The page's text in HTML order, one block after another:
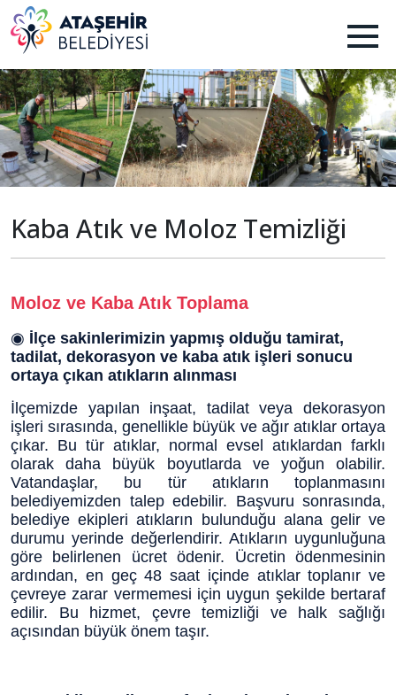
Kaba Atık ve Moloz Temizliği
Moloz ve Kaba Atık Toplama
◉ İlçe sakinlerimizin yapmış olduğu tamirat,
tadilat, dekorasyon ve kaba atık işleri sonucu
ortaya çıkan atıkların alınması
İlçemizde yapılan inşaat, tadilat veya dekorasyon
işleri sırasında, genellikle büyük ve ağır atıklar ortaya
çıkar. Bu tür atıklar, normal evsel atıklardan farklı
olarak daha büyük boyutlarda ve yoğun olabilir.
Vatandaşlar, bu tür atıkların toplanmasını
belediyemizden talep edebilir. Başvuru sonrasında,
belediye ekipleri atıkların bulunduğu alana gelir ve
durumu yerinde değerlendirir. Atıkların uygunluğuna
göre belirlenen ücret ödenir. Ücretin ödenmesinin
ardından, en geç 48 saat içinde atıklar toplanır ve
çevreye zarar vermemesi için uygun şekilde bertaraf
edilir. Bu hizmet, çevre temizliği ve halk sağlığı
açısından büyük önem taşır.